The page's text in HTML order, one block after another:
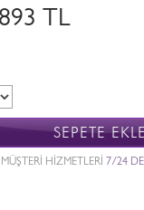
TL
SEPETE
MÜŞTERİ HİZMETLERİ 7/24